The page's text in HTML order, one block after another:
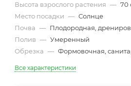
Высота взрослого растения — 70
Место посадки — Солнце
Почва — Плодородная,
Полив — Умеренный
Обрезка — Формовочная,
Все характеристики